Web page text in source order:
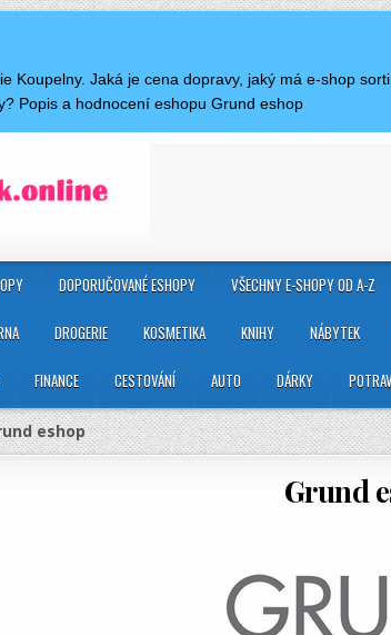
Koupelny. Jaká je cena dopravy, jaký má e-shop
Popis a hodnocení eshopu Grund eshop
DOPORUČOVANÉ ESHOPY VŠECHNY E-SHOPY OD A-Z
DROGERIE KOSMETIKA KNIHY NÁBYTEK
FINANCE CESTOVÁNÍ AUTO DÁRKY
eshop
Grund